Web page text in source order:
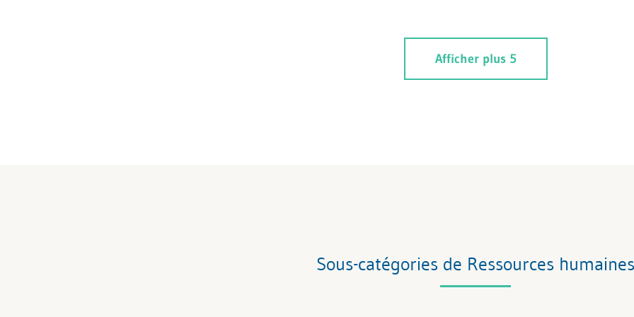
Afficher plus 5
Sous-catégories de Ressources humaines